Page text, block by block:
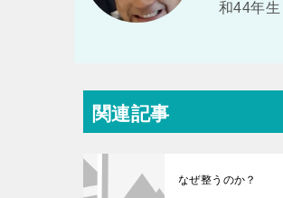
和44年
関連記事
なぜ整うのか？